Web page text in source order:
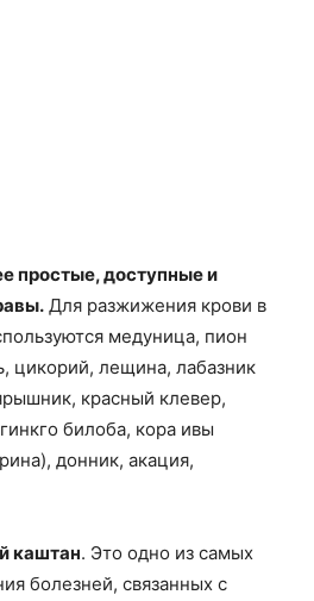
простые, доступные и
Для разжижения крови в
медуница, пион
цикорий, лещина, лабазник
красный клевер,
билоба, кора ивы
донник, акация,
каштан. Это одно из самых
болезней, связанных с